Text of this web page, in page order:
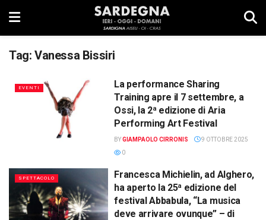
Tag: Vanessa Bissiri
EVENTI
La performance Sharing
Training apre il 7 settembre, a
Ossi, la 2ª edizione di Aria
Performing Art Festival
BYGIAMPAOLO CIRRONIS
9 OTTOBRE 2025
0
SPETTACOLO
Francesca Michielin, ad Alghero,
ha aperto la 25ª edizione del
festival Abbabula, “La musica
deve arrivare ovunque” – di